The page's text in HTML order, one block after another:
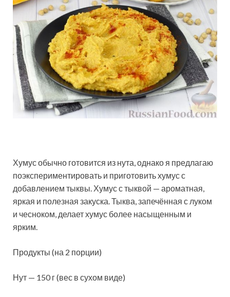
Хумус обычно готовится из нута, однако я предлагаю
поэкспериментировать и приготовить хумус с
добавлением тыквы. Хумус с тыквой — ароматная,
яркая и полезная закуска. Тыква, запечённая с луком
и чесноком, делает хумус более насыщенным и
ярким.
Продукты (на 2 порции)
Нут — 150 г (вес в сухом виде)